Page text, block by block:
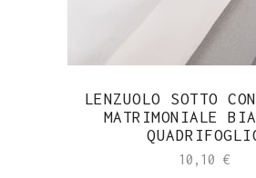
LENZUOLO SOTTO
MATRIMONIALE
10,10 €